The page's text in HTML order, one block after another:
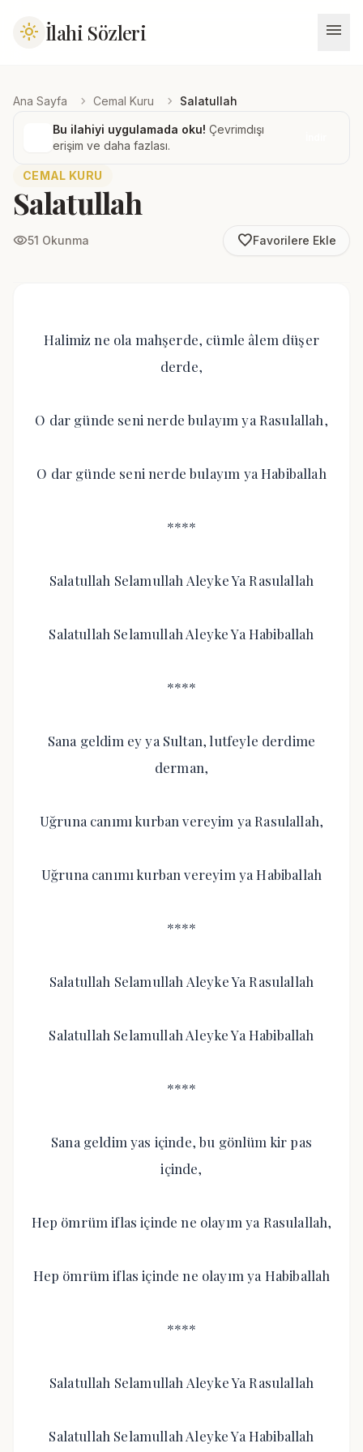
light_mode İlahi Sözleri menu
Ana Sayfa chevron_right Cemal Kuru chevron_right Salatullah
Bu ilahiyi uygulamada oku! Çevrimdışı
erişim ve daha fazlası.
CEMAL KURU
Salatullah
visibility51 Okunma favorite_borderFavorilere Ekle
Halimiz ne ola mahşerde, cümle âlem düşer
derde,
O dar günde seni nerde bulayım ya Rasulallah,
O dar günde seni nerde bulayım ya Habiballah
****
Salatullah Selamullah Aleyke Ya Rasulallah
Salatullah Selamullah Aleyke Ya Habiballah
****
Sana geldim ey ya Sultan, lutfeyle derdime
derman,
Uğruna canımı kurban vereyim ya Rasulallah,
Uğruna canımı kurban vereyim ya Habiballah
****
Salatullah Selamullah Aleyke Ya Rasulallah
Salatullah Selamullah Aleyke Ya Habiballah
****
Sana geldim yas içinde, bu gönlüm kir pas
içinde,
Hep ömrüm iflas içinde ne olayım ya Rasulallah,
Hep ömrüm iflas içinde ne olayım ya Habiballah
****
Salatullah Selamullah Aleyke Ya Rasulallah
Salatullah Selamullah Aleyke Ya Habiballah